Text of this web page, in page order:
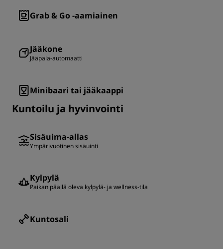
Grab & Go -aamiainen
Jääkone
Jääpala-automaatti
Minibaari tai jääkaappi
Kuntoilu ja hyvinvointi
Sisäuima-allas
Ympärivuotinen sisäuinti
Kylpylä
Paikan päällä oleva kylpylä- ja wellness-tila
Kuntosali